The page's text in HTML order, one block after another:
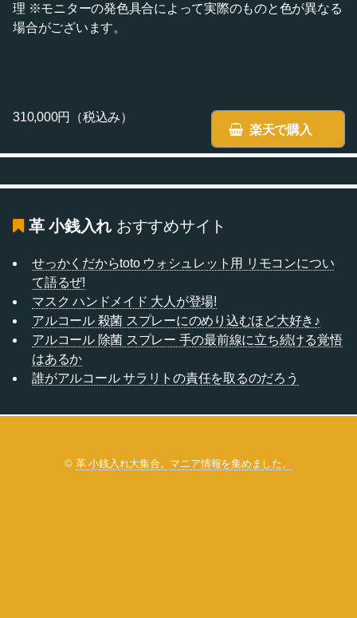
理 ※モニターの発色具合によって実際のものと色が異なる
場合がございます。
楽天で購入
310,000円（税込み）
革 小銭入れおすすめサイト
せっかくだからtoto ウォシュレット用 リモコンについ
て語るぜ!
マスク ハンドメイド 大人が登場!
アルコール 殺菌 スプレーにのめり込むほど大好き♪
アルコール 除菌 スプレー 手の最前線に立ち続ける覚悟
はあるか
誰がアルコール サラリトの責任を取るのだろう
© 革 小銭入れ大集合。マニア情報を集めました。